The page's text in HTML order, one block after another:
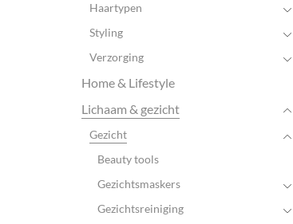
Haartypen
Styling
Verzorging
Home & Lifestyle
Lichaam & gezicht
Gezicht
Beauty tools
Gezichtsmaskers
Gezichtsreiniging